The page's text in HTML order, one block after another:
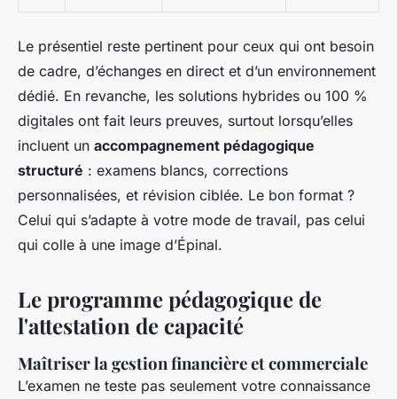
Le présentiel reste pertinent pour ceux qui ont besoin
de cadre, d’échanges en direct et d’un environnement
dédié. En revanche, les solutions hybrides ou 100 %
digitales ont fait leurs preuves, surtout lorsqu’elles
incluent un accompagnement pédagogique
structuré : examens blancs, corrections
personnalisées, et révision ciblée. Le bon format ?
Celui qui s’adapte à votre mode de travail, pas celui
qui colle à une image d’Épinal.
Le programme pédagogique de
l'attestation de capacité
Maîtriser la gestion financière et commerciale
L’examen ne teste pas seulement votre connaissance